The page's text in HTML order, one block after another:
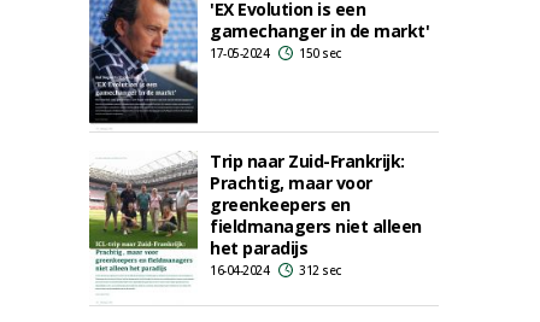
'EX Evolution is een
gamechanger in de markt'
17-05-2024 150 sec
Trip naar Zuid-Frankrijk:
Prachtig, maar voor
greenkeepers en
fieldmanagers niet alleen
het paradijs
16-04-2024 312 sec